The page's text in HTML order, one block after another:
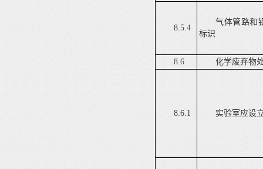
8.5.4
气体管路和
标识
8.6 化学废弃物
8.6.1 实验室应设